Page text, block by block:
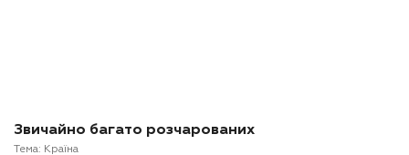
Звичайно багато розчарованих
Тема: Країна